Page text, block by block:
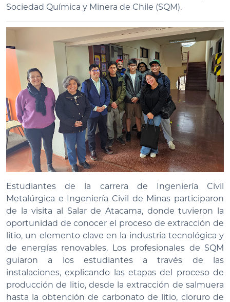
Sociedad Química y Minera de Chile (SQM).
Estudiantes de la carrera de Ingeniería Civil
Metalúrgica e Ingeniería Civil de Minas participaron
de la visita al Salar de Atacama, donde tuvieron la
oportunidad de conocer el proceso de extracción de
litio, un elemento clave en la industria tecnológica y
de energías renovables. Los profesionales de SQM
guiaron a los estudiantes a través de las
instalaciones, explicando las etapas del proceso de
producción de litio, desde la extracción de salmuera
hasta la obtención de carbonato de litio, cloruro de